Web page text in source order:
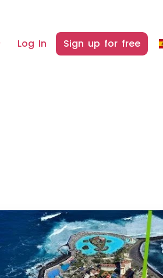
Log In Sign up for free